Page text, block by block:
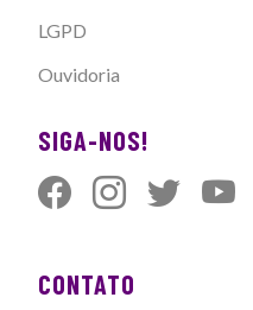
LGPD
Ouvidoria
SIGA-NOS!
CONTATO